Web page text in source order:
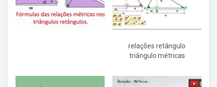
relações retângulo
triângulo métricas